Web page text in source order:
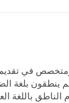
في تقديم
العالم ينطقون
الناطق باللغة